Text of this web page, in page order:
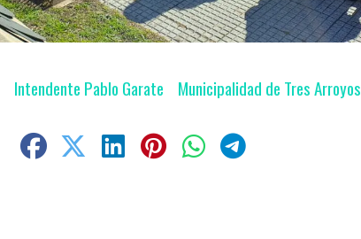
Intendente Pablo Garate Municipalidad de Tres Arroyos